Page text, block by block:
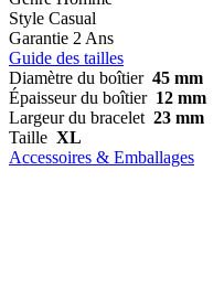
Style Casual
Garantie 2 Ans
Guide des tailles
Diamètre du boîtier 45 mm
Épaisseur du boîtier 12 mm
Largeur du bracelet 23 mm
Taille XL
Accessoires & Emballages